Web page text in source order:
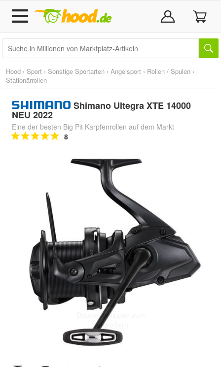
Hood › Sport › Sonstige Sportarten › Angelsport › Rollen / Spulen ›
Stationärrollen
Shimano Ultegra XTE 14000
NEU 2022
Eine der besten Big Pit Karpfenrollen auf dem Markt
8
Doppelt antippen zum
vergrößern